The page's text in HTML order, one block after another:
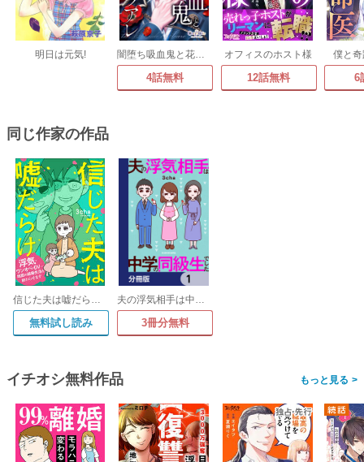
明日は元気! 闇堕ち吸血鬼と花嫁のソアレ
4話無料
オフィスのホスト様
12話無料
僕と
6
同じ作家の作品
信じた夫は嘘だらけ 浮気・ワンオペ・DV…地獄の結婚生活を終わらせます
無料試し読み
夫の浮気相手は中学の同級生でした【分冊版】
3冊分無料
イチオシ無料作品 >